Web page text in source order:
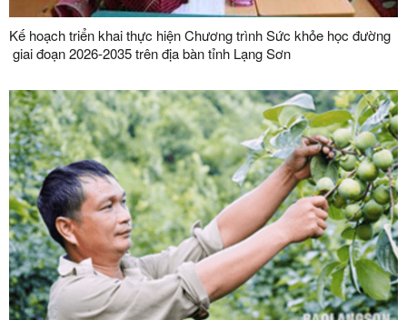
Kế hoạch triển khai thực hiện Chương trình Sức khỏe học đường
giai đoạn 2026-2035 trên địa bàn tỉnh Lạng Sơn